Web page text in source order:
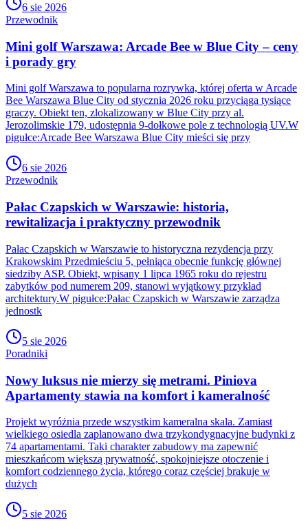
6 sie 2026
Przewodnik
Mini golf Warszawa: Arcade Bee w Blue City – ceny
i porady gry
Mini golf Warszawa to popularna rozrywka, której oferta w Arcade
Bee Warszawa Blue City od stycznia 2026 roku przyciąga tysiące
graczy. Obiekt ten, zlokalizowany w Blue City przy al.
Jerozolimskie 179, udostępnia 9-dołkowe pole z technologią UV.W
pigułce:Arcade Bee Warszawa Blue City mieści się przy
6 sie 2026
Przewodnik
Pałac Czapskich w Warszawie: historia,
rewitalizacja i praktyczny przewodnik
Pałac Czapskich w Warszawie to historyczna rezydencja przy
Krakowskim Przedmieściu 5, pełniąca obecnie funkcję głównej
siedziby ASP. Obiekt, wpisany 1 lipca 1965 roku do rejestru
zabytków pod numerem 209, stanowi wyjątkowy przykład
architektury.W pigułce:Pałac Czapskich w Warszawie zarządza
jednostk
5 sie 2026
Poradniki
Nowy luksus nie mierzy się metrami. Piniova
Apartamenty stawia na komfort i kameralność
Projekt wyróżnia przede wszystkim kameralna skala. Zamiast
wielkiego osiedla zaplanowano dwa trzykondygnacyjne budynki z
74 apartamentami. Taki charakter zabudowy ma zapewnić
mieszkańcom większą prywatność, spokojniejsze otoczenie i
komfort codziennego życia, którego coraz częściej brakuje w
dużych
5 sie 2026